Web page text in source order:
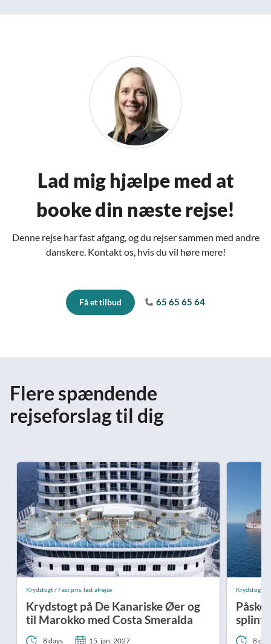
Lad mig hjælpe med at
booke din næste rejse!
Denne rejse har fast afgang, og du rejser sammen med andre
danskere. Kontakt os, hvis du vil høre mere!
Få et tilbud 65 65 65 64
Flere spændende
rejseforslag til dig
Krydstogt / Fast pris, fast afrejse
Krydstogt på De Kanariske Øer og
til Marokko med Costa Smeralda
8 days 15. jan. 2027
Krydstogt /
Påske
8